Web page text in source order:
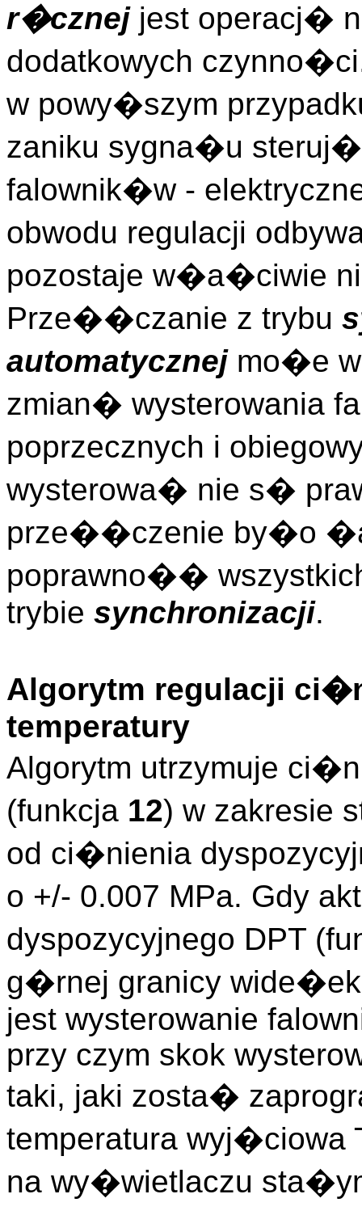
r�cznejjest operacj�
dodatkowych
w powy�szym
zaniku sygna�u
falownik�w -
obwodu regulacji
pozostaje w�a�ciwie
Prze��czanie z trybu
automatycznejmo�e
zmian� wysterowania
poprzecznych i
wysterowa� nie s�
prze��czenie by�o
poprawno��
trybie synchronizacji.
Algorytm regulacji
temperatury
Algorytm utrzymuje
(funkcja 12) w zakresie
od ci�nienia
o +/- 0.007 MPa. Gdy
dyspozycyjnego DPT
g�rnej granicy wide�ek
jest wysterowanie
przy czym skok
taki, jaki zosta�
temperatura
na wy�wietlaczu